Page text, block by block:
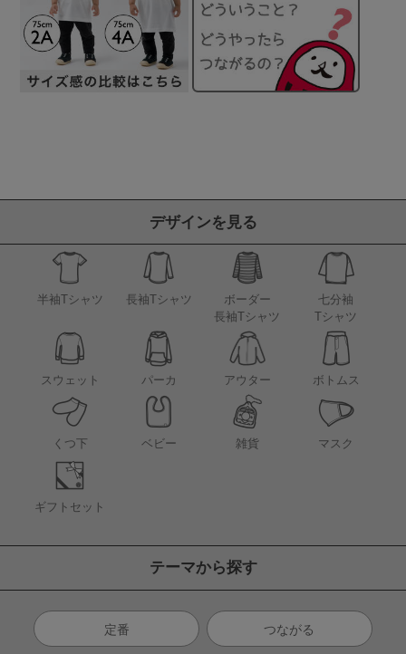
デザインを見る
半袖Tシャツ 長袖Tシャツ
ボーダー
長袖Tシャツ
七分袖
Tシャツ
スウェット パーカ アウター ボトムス
くつ下 ベビー 雑貨 マスク
ギフトセット
テーマから探す
定番 つながる